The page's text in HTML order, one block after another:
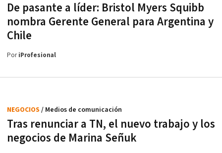
De pasante a líder: Bristol Myers Squibb
nombra Gerente General para Argentina y
Chile
PoriProfesional
Tras renunciar a TN, el nuevo trabajo y los
negocios de Marina Señuk
NEGOCIOS / Medios de comunicación